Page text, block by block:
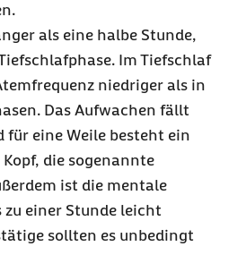
als eine halbe Stunde,
Im Tiefschlaf
niedriger als in
Das Aufwachen fällt
eine Weile besteht ein
die sogenannte
ist die mentale
einer Stunde leicht
sollten es unbedingt